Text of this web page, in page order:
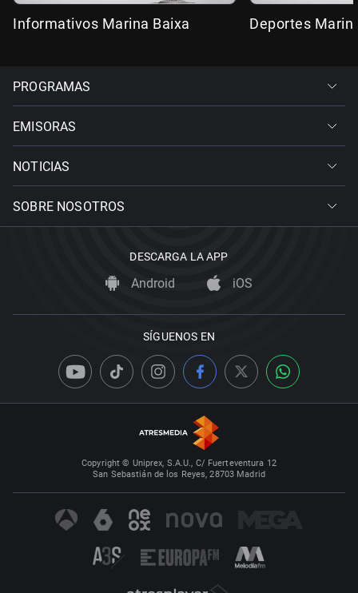
Informativos Marina Baixa Deportes
PROGRAMAS
EMISORAS
NOTICIAS
SOBRE NOSOTROS
DESCARGA LA APP
Android iOS
SÍGUENOS EN
Copyright © Uniprex, S.A.U., C/ Fuerteventura 12
San Sebastián de los Reyes, 28703 Madrid